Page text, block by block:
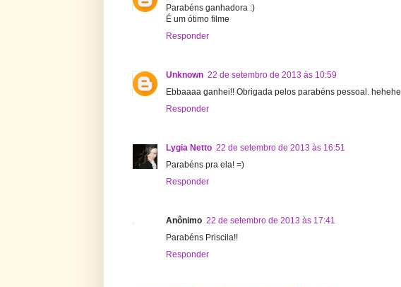
Parabéns ganhadora :)
É um ótimo filme
Responder
Unknown 22 de setembro de 2013 às 10:59
Ebbaaaa ganhei!! Obrigada pelos parabéns pessoal. hehehe
Responder
Lygia Netto 22 de setembro de 2013 às 16:51
Parabéns pra ela! =)
Responder
Anônimo 22 de setembro de 2013 às 17:41
Parabéns Priscila!!
Responder